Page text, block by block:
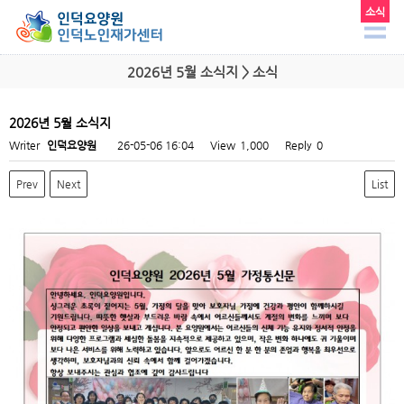
2026년 5월 소식지 > 소식
소식
2026년 5월 소식지
Writer 인덕요양원 26-05-06 16:04 View 1,000 Reply 0
Prev Next List